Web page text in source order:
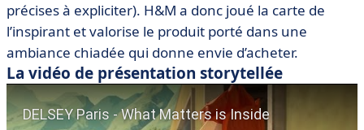
précises à expliciter). H&M a donc joué la carte de
l’inspirant et valorise le produit porté dans une
ambiance chiadée qui donne envie d’acheter.
La vidéo de présentation storytellée